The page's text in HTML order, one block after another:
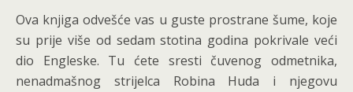
Ova knjiga odvešće vas u guste prostrane šume, koje
su prije više od sedam stotina godina pokrivale veći
dio Engleske. Tu ćete sresti čuvenog odmetnika,
nenadmašnog strijelca Robina Huda i njegovu